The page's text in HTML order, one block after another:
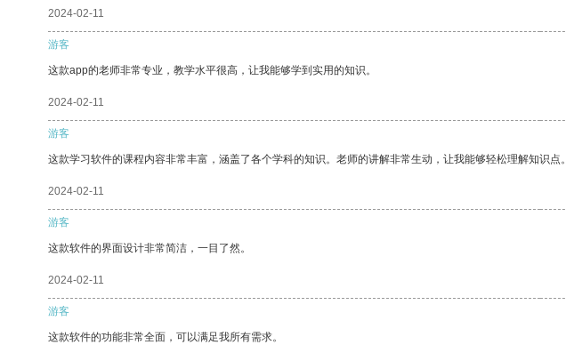
2024-02-11
游客
这款app的老师非常专业，教学水平很高，让我能够学到实用的知识。
2024-02-11
游客
这款学习软件的课程内容非常丰富，涵盖了各个学科的知识。老师的讲解非常生动，让我能够轻松理解知识点。
2024-02-11
游客
这款软件的界面设计非常简洁，一目了然。
2024-02-11
游客
这款软件的功能非常全面，可以满足我所有需求。